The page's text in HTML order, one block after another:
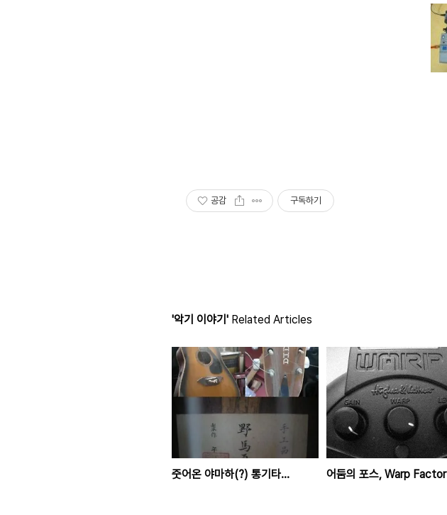
공감 구독하기
'악기 이야기' Related Articles
줏어온 야마하(?) 통기타… 어둠의 포스, Warp Factor